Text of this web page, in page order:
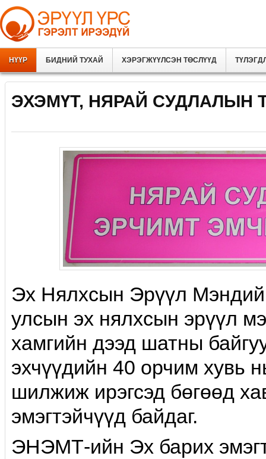
НҮҮР БИДНИЙ ТУХАЙ ХЭРЭГЖҮҮЛСЭН ТӨСЛҮҮД
ЭХЭМҮТ, НЯРАЙ СУДЛАЛЫН
Эх Нялxсын Эрүүл
улсын эх нялхсын эрүүл
хамгийн дээд шатны
эхчүүдийн 40 орчим хувь
шилжиж ирэгсэд бөгөөд
эмэгтэйчүүд байдаг.
ЭНЭМТ-ийн Эх барих